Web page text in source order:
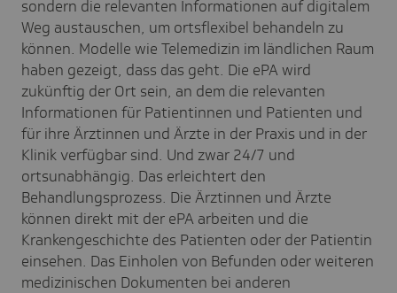
sondern die relevanten Informationen auf digitalem
Weg austauschen, um ortsflexibel behandeln zu
können. Modelle wie Telemedizin im ländlichen Raum
haben gezeigt, dass das geht. Die ePA wird
zukünftig der Ort sein, an dem die relevanten
Informationen für Patientinnen und Patienten und
für ihre Ärztinnen und Ärzte in der Praxis und in der
Klinik verfügbar sind. Und zwar 24/7 und
ortsunabhängig. Das erleichtert den
Behandlungsprozess. Die Ärztinnen und Ärzte
können direkt mit der ePA arbeiten und die
Krankengeschichte des Patienten oder der Patientin
einsehen. Das Einholen von Befunden oder weiteren
medizinischen Dokumenten bei anderen